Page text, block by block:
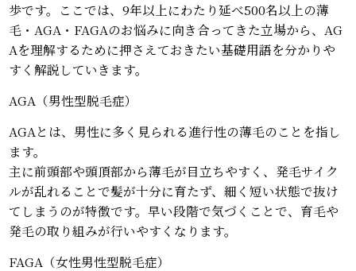
歩です。ここでは、9年以上にわたり延べ500名以上の薄
毛・AGA・FAGAのお悩みに向き合ってきた立場から、AG
Aを理解するために押さえておきたい基礎用語を分かりや
すく解説していきます。
AGA（男性型脱毛症）
AGAとは、男性に多く見られる進行性の薄毛のことを指し
ます。
主に前頭部や頭頂部から薄毛が目立ちやすく、発毛サイク
ルが乱れることで髪が十分に育たず、細く短い状態で抜け
てしまうのが特徴です。早い段階で気づくことで、育毛や
発毛の取り組みが行いやすくなります。
FAGA（女性男性型脱毛症）